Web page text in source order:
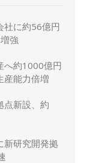
社に約56億円
強
へ約1000億円
産能力倍増
点新設、約
新研究開発拠